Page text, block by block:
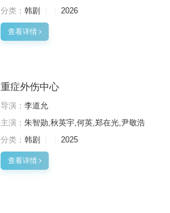
分类： 韩剧 2026
查看详情
重症外伤中心
导演： 李道允
主演： 朱智勋,秋英宇,何英,郑在光,尹敬浩
分类： 韩剧 2025
查看详情